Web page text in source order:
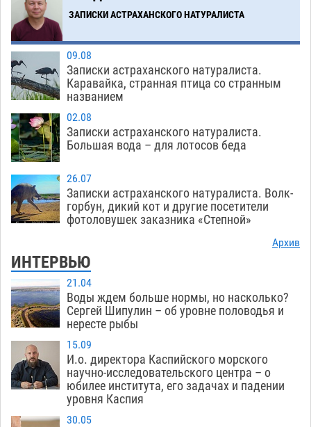
ЗАПИСКИ АСТРАХАНСКОГО НАТУРАЛИСТА
09.08
Записки астраханского натуралиста.
Каравайка, странная птица со странным
названием
02.08
Записки астраханского натуралиста.
Большая вода – для лотосов беда
26.07
Записки астраханского натуралиста. Волк-
горбун, дикий кот и другие посетители
фотоловушек заказника «Степной»
Архив
ИНТЕРВЬЮ
21.04
Воды ждем больше нормы, но насколько?
Сергей Шипулин – об уровне половодья и
нересте рыбы
15.09
И.о. директора Каспийского морского
научно-исследовательского центра – о
юбилее института, его задачах и падении
уровня Каспия
30.05